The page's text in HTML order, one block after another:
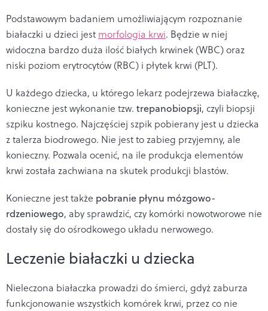
Podstawowym badaniem umożliwiającym rozpoznanie
białaczki u dzieci jest morfologia krwi. Będzie w niej
widoczna bardzo duża ilość białych krwinek (WBC) oraz
niski poziom erytrocytów (RBC) i płytek krwi (PLT).
U każdego dziecka, u którego lekarz podejrzewa białaczkę,
konieczne jest wykonanie tzw. trepanobiopsji, czyli biopsji
szpiku kostnego. Najczęściej szpik pobierany jest u dziecka
z talerza biodrowego. Nie jest to zabieg przyjemny, ale
konieczny. Pozwala ocenić, na ile produkcja elementów
krwi została zachwiana na skutek produkcji blastów.
Konieczne jest także pobranie płynu mózgowo-
rdzeniowego, aby sprawdzić, czy komórki nowotworowe nie
dostały się do ośrodkowego układu nerwowego.
Leczenie białaczki u dziecka
Nieleczona białaczka prowadzi do śmierci, gdyż zaburza
funkcjonowanie wszystkich komórek krwi, przez co nie